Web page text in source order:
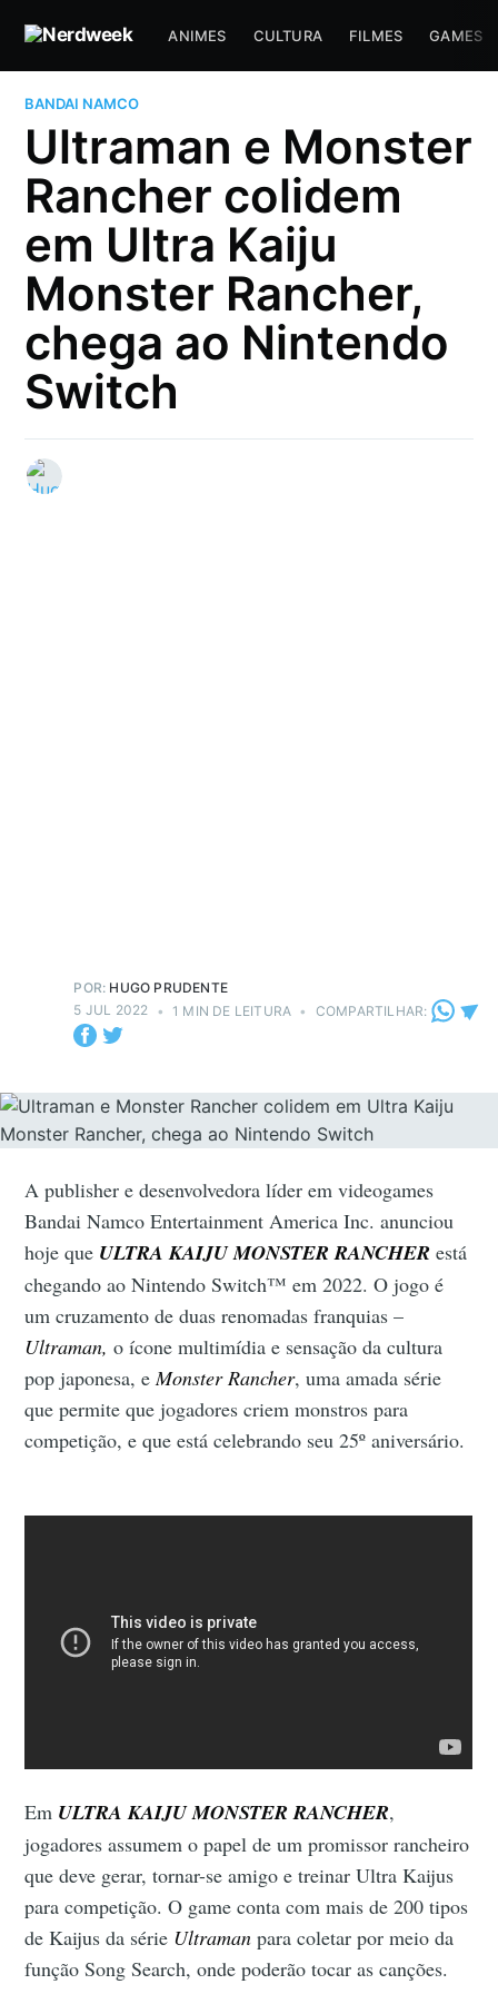
ANIMES CULTURA FILMES GAMES
BANDAI NAMCO
Ultraman e Monster
Rancher colidem
em Ultra Kaiju
Monster Rancher,
chega ao Nintendo
Switch
POR: HUGO PRUDENTE
5 JUL 2022 • 1 MIN DE LEITURA • COMPARTILHAR:
A publisher e desenvolvedora líder em videogames
Bandai Namco Entertainment America Inc. anunciou
hoje que ULTRA KAIJU MONSTER RANCHER está
chegando ao Nintendo Switch™ em 2022. O jogo é
um cruzamento de duas renomadas franquias –
Ultraman, o ícone multimídia e sensação da cultura
pop japonesa, e Monster Rancher, uma amada série
que permite que jogadores criem monstros para
competição, e que está celebrando seu 25º aniversário.
Em ULTRA KAIJU MONSTER RANCHER,
jogadores assumem o papel de um promissor rancheiro
que deve gerar, tornar-se amigo e treinar Ultra Kaijus
para competição. O game conta com mais de 200 tipos
de Kaijus da série Ultraman para coletar por meio da
função Song Search, onde poderão tocar as canções.